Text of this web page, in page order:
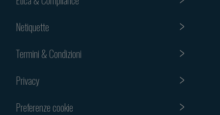
Netiquette
Termini & Condizioni
Privacy
Preferenze cookie